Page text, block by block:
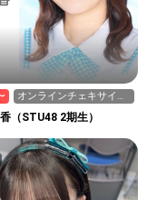
オンラインチェキサイン
会受付中！
（STU48 2期生）